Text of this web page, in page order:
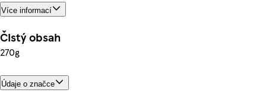
Více informací
Čistý obsah
270g
Údaje o značce